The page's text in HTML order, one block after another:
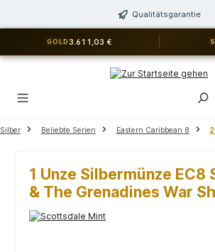
Qualitätsgarantie
GOLD 3.611,03 €
Silber Beliebte Serien Eastern Caribbean 8
1 Unze Silbermünze EC8
& The Grenadines War